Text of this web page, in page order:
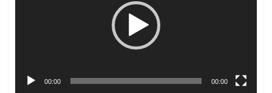
00:00 00:00